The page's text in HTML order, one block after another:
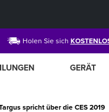
Holen Sie sich
GERÄT
spricht über die CES 2019